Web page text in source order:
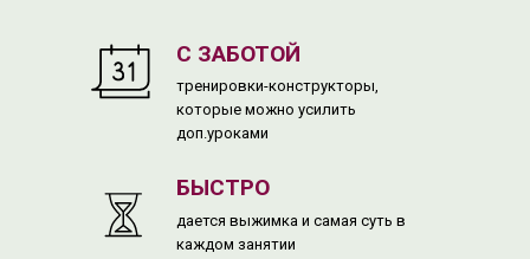
БЫСТРО
тренировки-конструкторы,
которые можно усилить
доп.уроками
дается выжимка и самая суть в
каждом занятии
С ЗАБОТОЙ